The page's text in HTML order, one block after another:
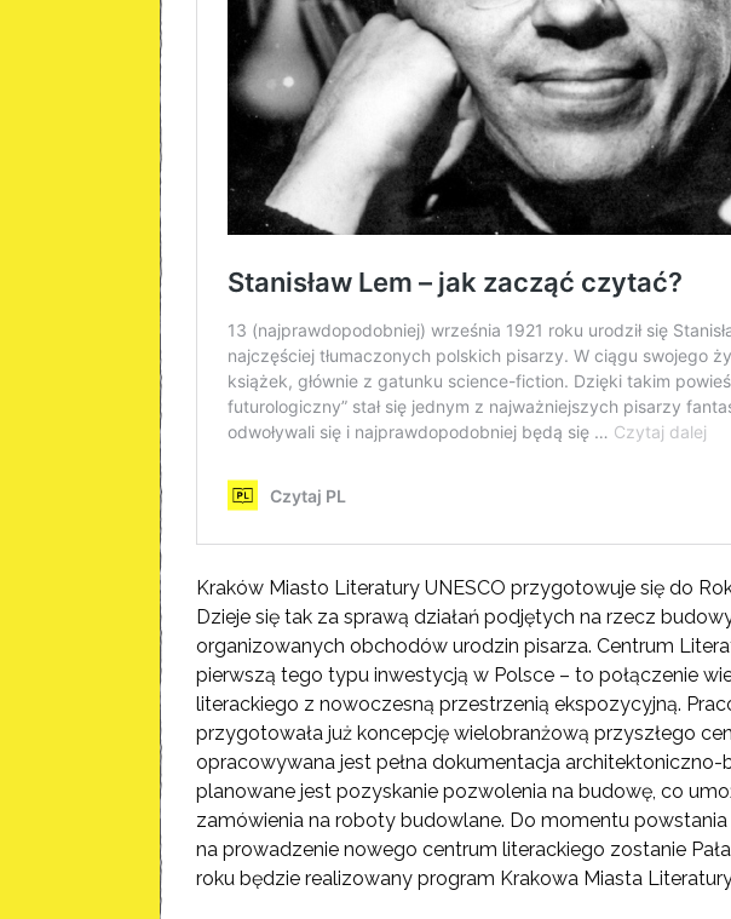
Kraków Miasto Literatury UNESCO przygotowuje się do
Dzieje się tak za sprawą działań podjętych na rzecz
organizowanych obchodów urodzin pisarza. Centrum
pierwszą tego typu inwestycją w Polsce – to połączenie
literackiego z nowoczesną przestrzenią ekspozycyjną.
przygotowała już koncepcję wielobranżową przyszłego
opracowywana jest pełna dokumentacja architektoniczno-
planowane jest pozyskanie pozwolenia na budowę, co
zamówienia na roboty budowlane. Do momentu
na prowadzenie nowego centrum literackiego zostanie
roku będzie realizowany program Krakowa Miasta